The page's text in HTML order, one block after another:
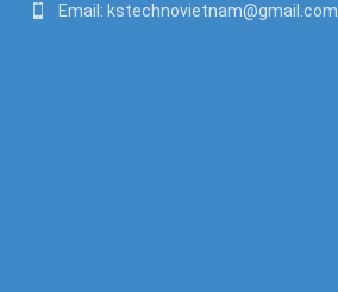
Email: kstechnovietnam@gmail.com